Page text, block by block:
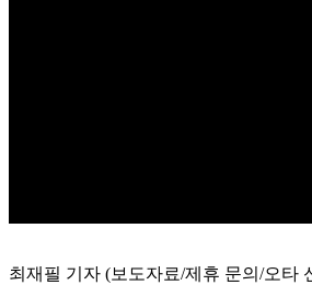
최재필 기자 (보도자료/제휴 문의/오타